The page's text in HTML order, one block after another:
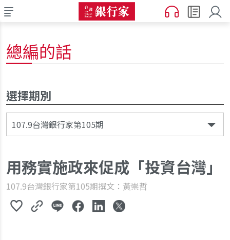
總編的話
用務實施政來促成「投資台灣」
107.9台灣銀行家第105期撰文：黃崇哲
選擇期別
107.9台灣銀行家第105期